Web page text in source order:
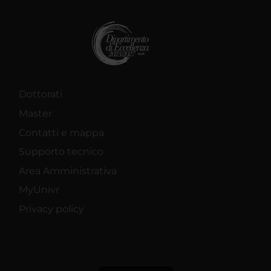
Dottorati
Master
Contatti e mappa
Supporto tecnico
Area Amministrativa
MyUnivr
Privacy policy